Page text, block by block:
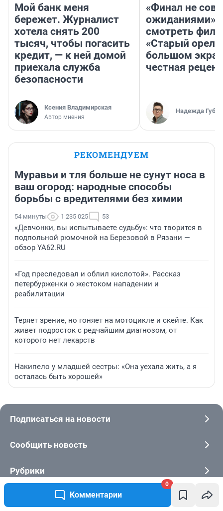
Комментарии
0
Мой банк меня
бережет. Журналист
хотела снять 200
тысяч, чтобы погасить
кредит, — к ней домой
приехала служба
безопасности
Ксения Владимирская
Автор мнения
«Финал не
ожиданиями»:
смотреть
«Старый орел»
большом
честная
Надежда
РЕКОМЕНДУЕМ
Муравьи и тля больше не сунут носа в
ваш огород: народные способы
борьбы с вредителями без химии
54 минуты 1 235 025 53
«Девчонки, вы испытываете судьбу»: что творится в
подпольной рюмочной на Березовой в Рязани —
обзор YA62.RU
«Год преследовал и облил кислотой». Рассказ
петербурженки о жестоком нападении и
реабилитации
Теряет зрение, но гоняет на мотоцикле и скейте. Как
живет подросток с редчайшим диагнозом, от
которого нет лекарств
Накипело у младшей сестры: «Она уехала жить, а я
осталась быть хорошей»
Подписаться на новости
Сообщить новость
Рубрики
Реклама на сайте